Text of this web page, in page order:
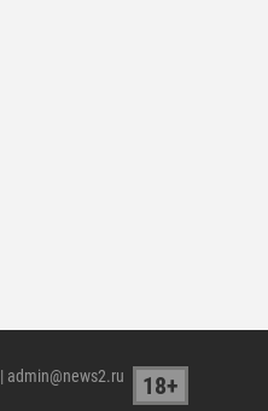
| admin@news2.ru 18+